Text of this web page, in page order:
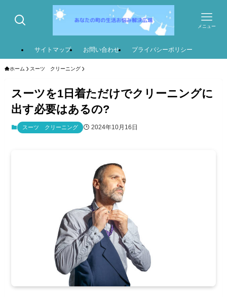
メニュー
サイトマップ お問い合わせ プライバシーポリシー
ホーム スーツ クリーニング
スーツを1日着ただけでクリーニングに
出す必要はあるの?
スーツ クリーニング 2024年10月16日